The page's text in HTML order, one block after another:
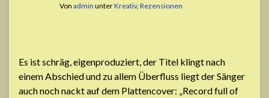
Von admin unterKreativ, Rezensionen
Es ist schräg, eigenproduziert, der Titel klingt nach
einem Abschied und zu allem Überfluss liegt der Sänger
auch noch nackt auf dem Plattencover: „Record full of